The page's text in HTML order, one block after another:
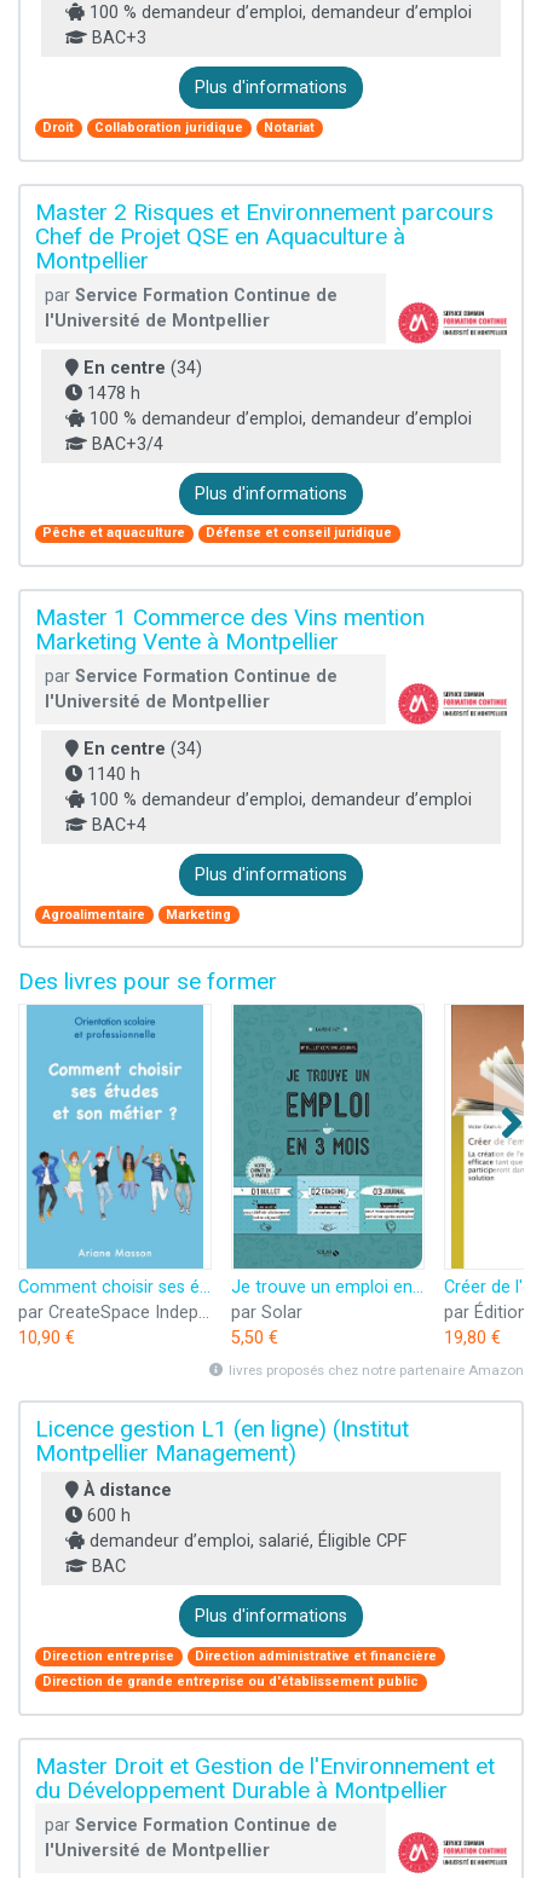
100 % demandeur d’emploi, demandeur d’emploi
BAC+3
Plus d'informations
Droit Collaboration juridique Notariat
Master 2 Risques et Environnement parcours
Chef de Projet QSE en Aquaculture à
Montpellier
par Service Formation Continue de
l'Université de Montpellier
En centre (34)
1478 h
100 % demandeur d’emploi, demandeur d’emploi
BAC+3/4
Plus d'informations
Pêche et aquaculture Défense et conseil juridique
Master 1 Commerce des Vins mention
Marketing Vente à Montpellier
par Service Formation Continue de
l'Université de Montpellier
En centre (34)
1140 h
100 % demandeur d’emploi, demandeur d’emploi
BAC+4
Plus d'informations
Agroalimentaire Marketing
Des livres pour se former
Comment choisir ses études et son métier: Orientation scolaire et professionnelle
par CreateSpace Independent Publishing Platform
10,90 €
Je trouve un emploi en 3 mois
par Solar
5,50 €
19,80 €
livres proposés chez notre partenaire Amazon
Licence gestion L1 (en ligne) (Institut
Montpellier Management)
À distance
600 h
demandeur d’emploi, salarié, Éligible CPF
BAC
Plus d'informations
Direction entreprise
Direction administrative et financière
Direction de grande entreprise ou d'établissement public
Master Droit et Gestion de l'Environnement et
du Développement Durable à Montpellier
par Service Formation Continue de
l'Université de Montpellier